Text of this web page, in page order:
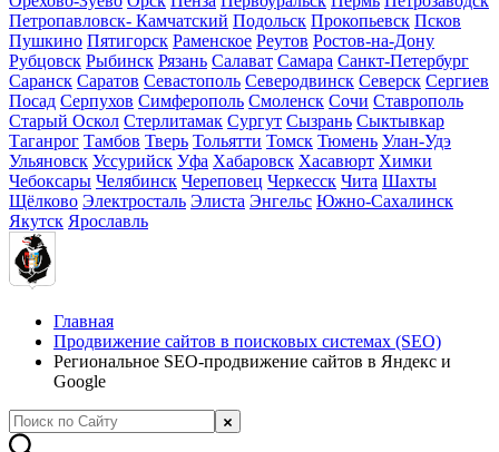
Петропавловск- Камчатский Подольск Прокопьевск Псков
Пушкино Пятигорск Раменское Реутов Ростов-на-Дону
Рубцовск Рыбинск Рязань Салават Самара Санкт-Петербург
Саранск Саратов Севастополь Северодвинск Северск Сергиев
Посад Серпухов Симферополь Смоленск Сочи Ставрополь
Старый Оскол Стерлитамак Сургут Сызрань Сыктывкар
Таганрог Тамбов Тверь Тольятти Томск Тюмень Улан-Удэ
Ульяновск Уссурийск Уфа Хабаровск Хасавюрт Химки
Чебоксары Челябинск Череповец Черкесск Чита Шахты
Щёлково Электросталь Элиста Энгельс Южно-Сахалинск
Якутск Ярославль
Главная
Продвижение сайтов в поисковых системах (SEO)
Региональное SEO-продвижение сайтов в Яндекс и
Google